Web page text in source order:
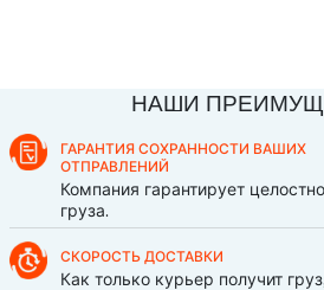
НАШИ
ГАРАНТИЯ СОХРАННОСТИ ВАШИХ
ОТПРАВЛЕНИЙ
Компания гарантирует
груза.
СКОРОСТЬ ДОСТАВКИ
Как только курьер получит